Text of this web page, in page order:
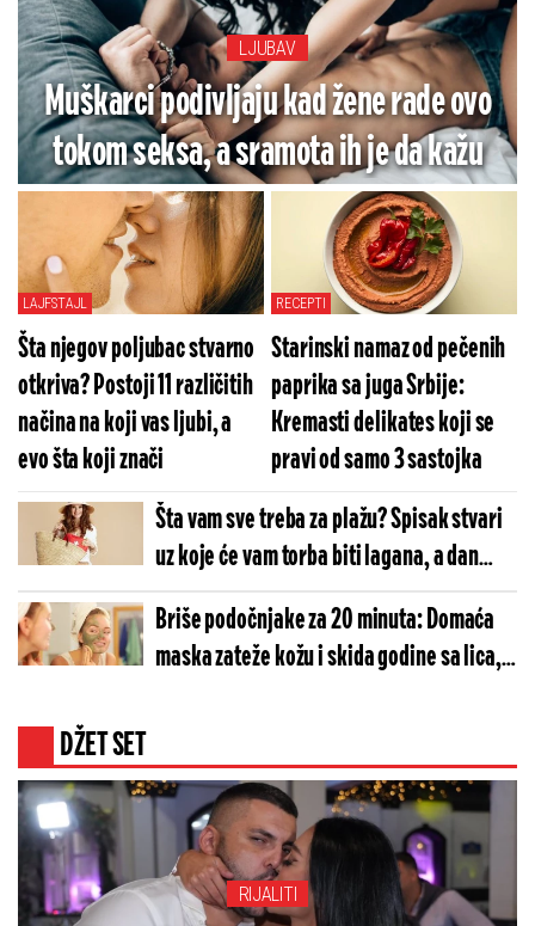
LJUBAV
Muškarci podivljaju kad žene rade ovo
tokom seksa, a sramota ih je da kažu
LAJFSTAJL
Šta njegov poljubac stvarno
otkriva? Postoji 11 različitih
načina na koji vas ljubi, a
evo šta koji znači
RECEPTI
Starinski namaz od pečenih
paprika sa juga Srbije:
Kremasti delikates koji se
pravi od samo 3 sastojka
Šta vam sve treba za plažu? Spisak stvari
uz koje će vam torba biti lagana, a dan
savršen
Briše podočnjake za 20 minuta: Domaća
maska zateže kožu i skida godine sa lica, a
DŽET SET
RIJALITI